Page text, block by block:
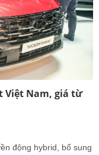
Việt Nam, giá từ
động hybrid, bổ sung